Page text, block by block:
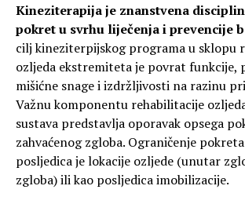
Kineziterapija je znanstvena
pokret u svrhu liječenja i prevencije
cilj kineziterpijskog programa u sklopu
ozljeda ekstremiteta je povrat funkcije,
mišićne snage i izdržljivosti na razinu
Važnu komponentu rehabilitacije
sustava predstavlja oporavak opsega
zahvaćenog zgloba. Ograničenje
posljedica je lokacije ozljede (unutar
zgloba) ili kao posljedica imobilizacije.